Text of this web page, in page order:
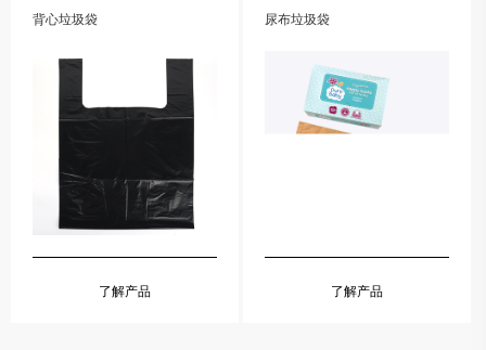
背心垃圾袋
了解产品
尿布垃圾袋
了解产品